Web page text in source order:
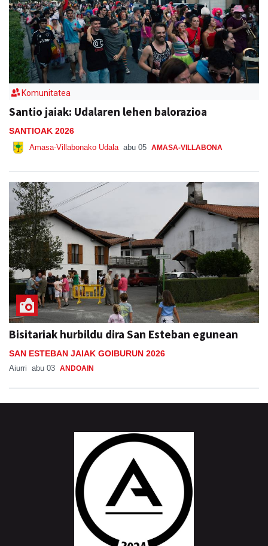
Komunitatea
Santio jaiak: Udalaren lehen balorazioa
SANTIOAK 2026
Amasa-Villabonako Udala abu 05 AMASA-VILLABONA
Bisitariak hurbildu dira San Esteban egunean
SAN ESTEBAN JAIAK GOIBURUN 2026
Aiurri abu 03 ANDOAIN